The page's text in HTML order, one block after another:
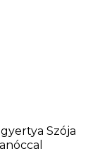
Szója